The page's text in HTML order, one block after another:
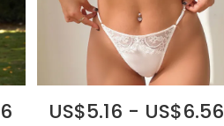
US$5.16 - US$6.56